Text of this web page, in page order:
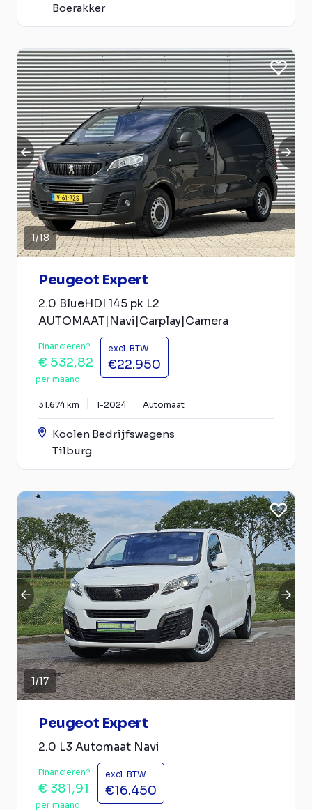
Boerakker
1/18
Peugeot Expert
2.0 BlueHDI 145 pk L2
AUTOMAAT|Navi|Carplay|Camera
Financieren?
€ 532,82
per maand
excl. BTW
€22.950
31.674 km 1-2024 Automaat
Koolen Bedrijfswagens
Tilburg
1/17
Peugeot Expert
2.0 L3 Automaat Navi
Financieren?
€ 381,91
per maand
excl. BTW
€16.450